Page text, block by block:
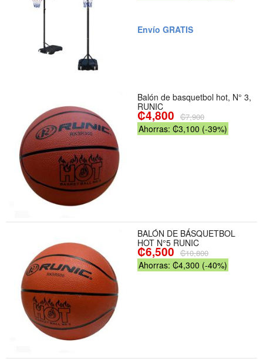
Envío GRATIS
Balón de basquetbol hot, N° 3,
RUNIC
₡4,800 ₡7,900
Ahorras: ₡3,100 (-39%)
BALÓN DE BÁSQUETBOL
HOT N°5 RUNIC
₡6,500 ₡10,800
Ahorras: ₡4,300 (-40%)